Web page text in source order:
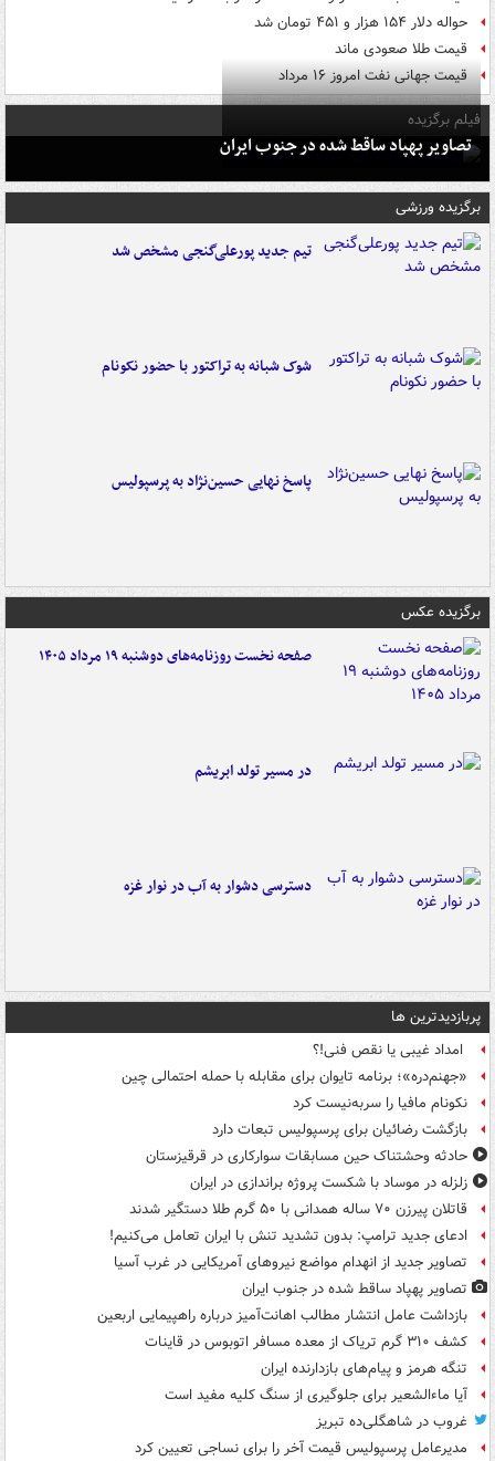
حواله دلار ۱۵۴ هزار و ۴۵۱ تومان شد
قیمت طلا صعودی ماند
قیمت جهانی نفت امروز ۱۶ مرداد
فیلم برگزیده
تصاویر پهپاد ساقط شده در جنوب ایران
برگزیده ورزشی
تیم جدید پورعلی‌گنجی مشخص شد
شوک شبانه به تراکتور با حضور نکونام
پاسخ نهایی حسین‌نژاد به پرسپولیس
برگزیده عکس
صفحه نخست روزنامه‌های دوشنبه ۱۹ مرداد ۱۴۰۵
در مسیر تولد ابریشم
دسترسی دشوار به آب در نوار غزه
پربازدیدترین ها
امداد غیبی یا نقص فنی!؟
«جهنم‌دره»؛ برنامه تایوان برای مقابله با حمله احتمالی چین
نکونام مافیا را سربه‌نیست کرد
بازگشت رضائیان برای پرسپولیس تبعات دارد
حادثه وحشتناک حین مسابقات سوارکاری در قرقیزستان
زلزله در موساد با شکست پروژه براندازی در ایران
قاتلان پیرزن ۷۰ ساله همدانی با ۵۰ گرم طلا دستگیر شدند
ادعای جدید ترامپ: بدون تشدید تنش با ایران تعامل می‌کنیم!
تصاویر جدید از انهدام مواضع نیروهای آمریکایی در غرب آسیا
تصاویر پهپاد ساقط شده در جنوب ایران
بازداشت عامل انتشار مطالب اهانت‌آمیز درباره راهپیمایی اربعین
کشف ۳۱۰ گرم تریاک از معده مسافر اتوبوس در قاینات
تنگه هرمز و پیام‌های بازدارنده ایران
آیا ماءالشعیر برای جلوگیری از سنگ کلیه مفید است
غروب در شاهگلی‌ده تبریز
مدیرعامل پرسپولیس قیمت آخر را برای نساجی تعیین کرد